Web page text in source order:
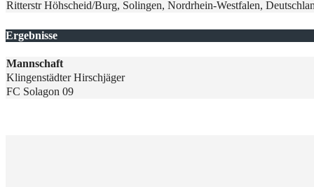
Ritterstr Höhscheid/Burg, Solingen, Nordrhein-Westfalen,
Ergebnisse
Mannschaft
Klingenstädter Hirschjäger
FC Solagon 09